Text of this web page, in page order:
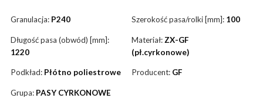
Granulacja: P240 Szerokość pasa/rolki [mm]: 100
Długość pasa (obwód) [mm]:
1220
Materiał: ZX-GF
(pł.cyrkonowe)
Podkład: Płótno poliestrowe Producent: GF
Grupa: PASY CYRKONOWE